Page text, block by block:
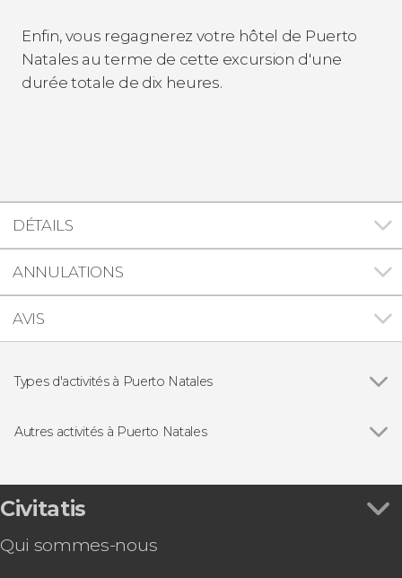
Enfin, vous regagnerez votre hôtel de Puerto
Natales au terme de cette excursion d'une
durée totale de dix heures.
DÉTAILS
ANNULATIONS
AVIS
Types d'activités à Puerto Natales
Randonnée / Trek
Autres activités à Puerto Natales
Serrano + Barbecue
Trek de 5 jours au parc national Torres del Paine
Trek de 5 jours dans le parc national Torres del
Civitatis
Qui sommes-nous